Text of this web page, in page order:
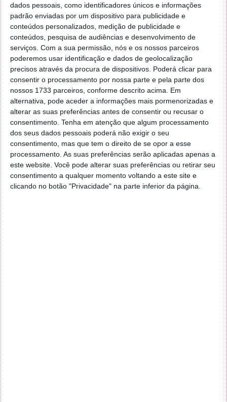
dados pessoais, como identificadores únicos e informações
padrão enviadas por um dispositivo para publicidade e
conteúdos personalizados, medição de publicidade e
conteúdos, pesquisa de audiências e desenvolvimento de
serviços. Com a sua permissão, nós e os nossos parceiros
poderemos usar identificação e dados de geolocalização
precisos através da procura de dispositivos. Poderá clicar para
consentir o processamento por nossa parte e pela parte dos
nossos 1733 parceiros, conforme descrito acima. Em
alternativa, pode aceder a informações mais pormenorizadas e
alterar as suas preferências antes de consentir ou recusar o
consentimento. Tenha em atenção que algum processamento
dos seus dados pessoais poderá não exigir o seu
consentimento, mas que tem o direito de se opor a esse
processamento. As suas preferências serão aplicadas apenas a
este website. Você pode alterar suas preferências ou retirar seu
consentimento a qualquer momento voltando a este site e
clicando no botão "Privacidade" na parte inferior da página.
automaticamente fotos específicas para o local de
armazenamento desejado.
A One UI 6 será lançada para a série Galaxy S23 nos
EUA, Coreia e Alemanha. Com este lançamento em
falso tudo aponta para que a versão baseada no
Android 14 estará pronta e a chegar dentro de
poucos dias.